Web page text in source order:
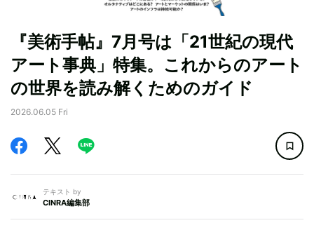
『美術手帖』7月号は「21世紀の現代
アート事典」特集。これからのアート
の世界を読み解くためのガイド
2026.06.05 Fri
テキスト by
CINRA編集部